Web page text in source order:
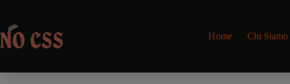
contenuto
Home
Chi Siamo